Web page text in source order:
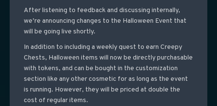
After listening to feedback and discussing internally,
we’re announcing changes to the Halloween Event that
will be going live shortly.
In addition to including a weekly quest to earn Creepy
Chests, Halloween items will now be directly purchasable
with tokens, and can be bought in the customization
section like any other cosmetic for as long as the event
is running. However, they will be priced at double the
cost of regular items.